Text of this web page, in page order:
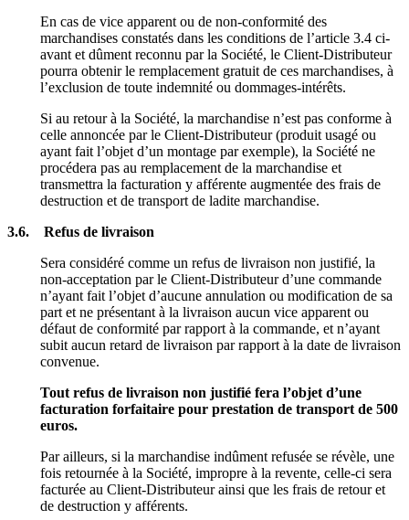
En cas de vice apparent ou de non-conformité des
marchandises constatés dans les conditions de l’article 3.4 ci-
avant et dûment reconnu par la Société, le Client-Distributeur
pourra obtenir le remplacement gratuit de ces marchandises, à
l’exclusion de toute indemnité ou dommages-intérêts.
Si au retour à la Société, la marchandise n’est pas conforme à
celle annoncée par le Client-Distributeur (produit usagé ou
ayant fait l’objet d’un montage par exemple), la Société ne
procédera pas au remplacement de la marchandise et
transmettra la facturation y afférente augmentée des frais de
destruction et de transport de ladite marchandise.
3.6. Refus de livraison
Sera considéré comme un refus de livraison non justifié, la
non-acceptation par le Client-Distributeur d’une commande
n’ayant fait l’objet d’aucune annulation ou modification de sa
part et ne présentant à la livraison aucun vice apparent ou
défaut de conformité par rapport à la commande, et n’ayant
subit aucun retard de livraison par rapport à la date de livraison
convenue.
Tout refus de livraison non justifié fera l’objet d’une
facturation forfaitaire pour prestation de transport de 500
euros.
Par ailleurs, si la marchandise indûment refusée se révèle, une
fois retournée à la Société, impropre à la revente, celle-ci sera
facturée au Client-Distributeur ainsi que les frais de retour et
de destruction y afférents.